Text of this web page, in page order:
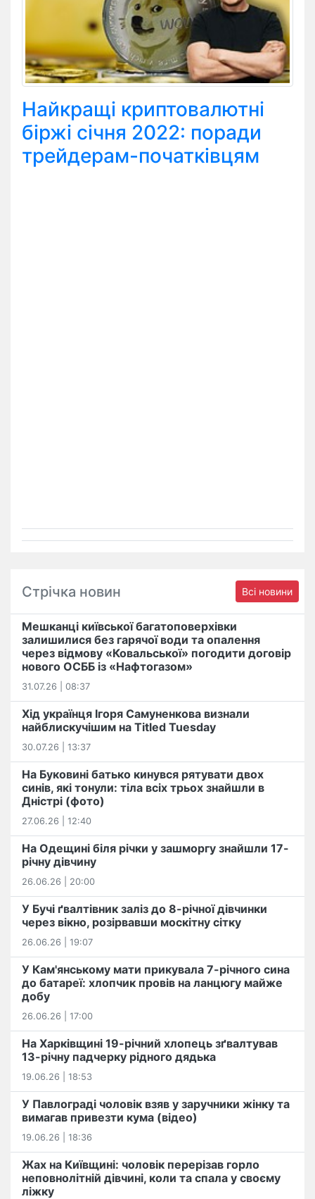
Найкращі криптовалютні
біржі січня 2022: поради
трейдерам-початківцям
Стрічка новин Всі новини
Мешканці київської багатоповерхівки
залишилися без гарячої води та опалення
через відмову «Ковальської» погодити договір
нового ОСББ із «Нафтогазом»
31.07.26 | 08:37
Хід українця Ігоря Самуненкова визнали
найблискучішим на Titled Tuesday
30.07.26 | 13:37
На Буковині батько кинувся рятувати двох
синів, які тонули: тіла всіх трьох знайшли в
Дністрі (фото)
27.06.26 | 12:40
На Одещині біля річки у зашморгу знайшли 17-
річну дівчину
26.06.26 | 20:00
У Бучі ґвалтівник заліз до 8-річної дівчинки
через вікно, розірвавши москітну сітку
26.06.26 | 19:07
У Кам'янському мати прикувала 7-річного сина
до батареї: хлопчик провів на ланцюгу майже
добу
26.06.26 | 17:00
На Харківщині 19-річний хлопець​ ️зґвалтував
13-річну падчерку рідного дядька
19.06.26 | 18:53
У Павлограді чоловік взяв у заручники жінку та
вимагав привезти кума (відео)
19.06.26 | 18:36
Жах на Київщині: чоловік перерізав горло
неповнолітній дівчині, коли та спала у своєму
ліжку